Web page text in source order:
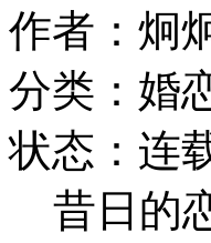
作者：炯
分类：婚
状态：连
昔日的